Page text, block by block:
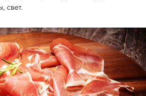
свет.